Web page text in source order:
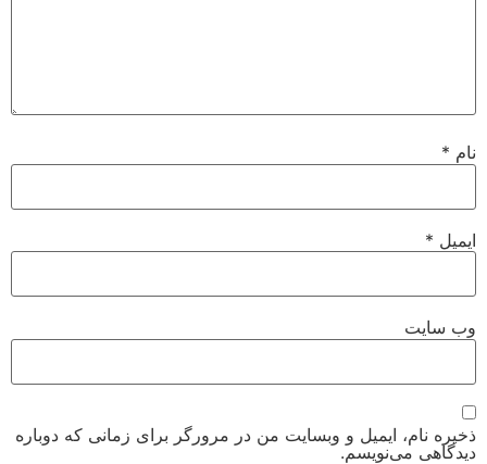
نام *
ایمیل *
وب‌ سایت
ذخیره نام، ایمیل و وبسایت من در مرورگر برای زمانی که دوباره
دیدگاهی می‌نویسم.